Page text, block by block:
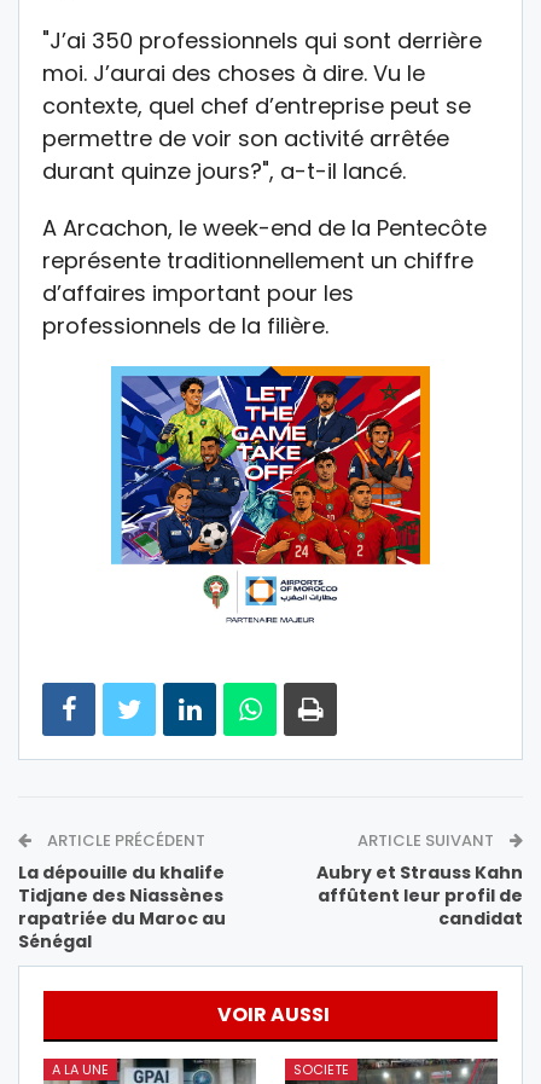
"J’ai 350 professionnels qui sont derrière
moi. J’aurai des choses à dire. Vu le
contexte, quel chef d’entreprise peut se
permettre de voir son activité arrêtée
durant quinze jours?", a-t-il lancé.
A Arcachon, le week-end de la Pentecôte
représente traditionnellement un chiffre
d’affaires important pour les
professionnels de la filière.
ARTICLE PRÉCÉDENT
La dépouille du khalife
Tidjane des Niassènes
rapatriée du Maroc au
Sénégal
ARTICLE SUIVANT
Aubry et Strauss Kahn
affûtent leur profil de
candidat
VOIR AUSSI
A LA UNE SOCIETE